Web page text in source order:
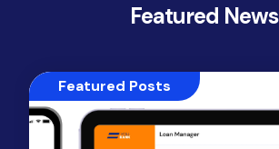
Featured News
Featured Posts